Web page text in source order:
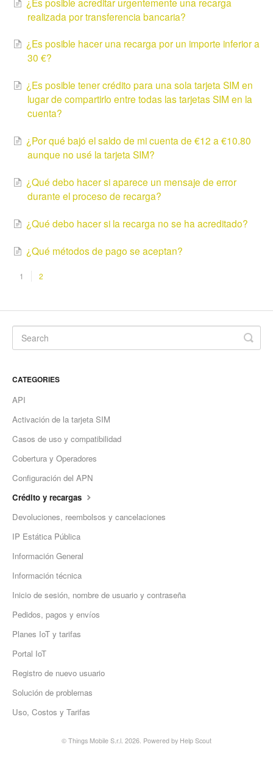
realizada por transferencia bancaria?
¿Es posible hacer una recarga por un importe inferior a
30 €?
¿Es posible tener crédito para una sola tarjeta SIM en
lugar de compartirlo entre todas las tarjetas SIM en la
cuenta?
¿Por qué bajó el saldo de mi cuenta de €12 a €10.80
aunque no usé la tarjeta SIM?
¿Qué debo hacer si aparece un mensaje de error
durante el proceso de recarga?
¿Qué debo hacer si la recarga no se ha acreditado?
¿Qué métodos de pago se aceptan?
1 2
CATEGORIES
API
Activación de la tarjeta SIM
Casos de uso y compatibilidad
Cobertura y Operadores
Configuración del APN
Crédito y recargas
Devoluciones, reembolsos y cancelaciones
IP Estática Pública
Información General
Información técnica
Inicio de sesión, nombre de usuario y contraseña
Pedidos, pagos y envíos
Planes IoT y tarifas
Portal IoT
Registro de nuevo usuario
Solución de problemas
Uso, Costos y Tarifas
© Things Mobile S.r.l. 2026. Powered by Help Scout